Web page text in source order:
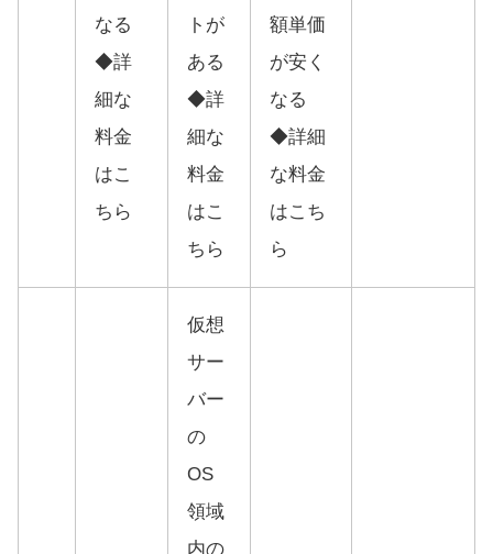
なる
◆詳
細な
料金
はこ
ちら
ト が
ある
◆詳
細な
料金
はこ
ちら
額単価
が安く
なる
◆詳細
な料金
はこち
ら
仮想
サー
バー
の
OS
領域
内の